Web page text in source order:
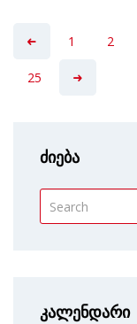
1 2
25
ძიება
კალენდარი